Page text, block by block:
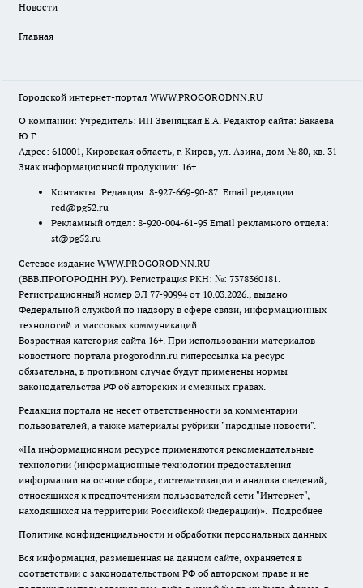
Новости
Главная
Городской интернет-портал WWW.PROGORODNN.RU
О компании: Учредитель: ИП Звеняцкая Е.А. Редактор сайта: Бакаева
Ю.Г.
Адрес: 610001, Кировская область, г. Киров, ул. Азина, дом № 80, кв. 31
Знак информационной продукции: 16+
Контакты: Редакция: 8-927-669-90-87 Email редакции:
red@pg52.ru
Рекламный отдел: 8-920-004-61-95 Email рекламного отдела:
st@pg52.ru
Сетевое издание WWW.PROGORODNN.RU
(ВВВ.ПРОГОРОДНН.РУ). Регистрация РКН: №: 7378360181.
Регистрационный номер ЭЛ 77-90994 от 10.03.2026., выдано
Федеральной службой по надзору в сфере связи, информационных
технологий и массовых коммуникаций.
Возрастная категория сайта 16+. При использовании материалов
новостного портала progorodnn.ru гиперссылка на ресурс
обязательна, в противном случае будут применены нормы
законодательства РФ об авторских и смежных правах.
Редакция портала не несет ответственности за комментарии
пользователей, а также материалы рубрики "народные новости".
«На информационном ресурсе применяются рекомендательные
технологии (информационные технологии предоставления
информации на основе сбора, систематизации и анализа сведений,
относящихся к предпочтениям пользователей сети "Интернет",
находящихся на территории Российской Федерации)». Подробнее
Политика конфиденциальности и обработки персональных данных
Вся информация, размещенная на данном сайте, охраняется в
соответствии с законодательством РФ об авторском праве и не